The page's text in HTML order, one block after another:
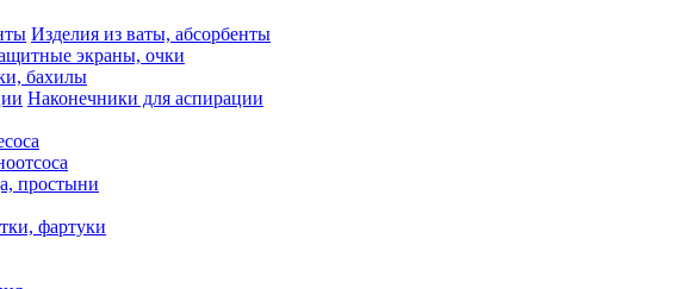
Изделия из ваты, абсорбенты
экраны, очки
бахилы
Наконечники для аспирации
простыни
фартуки